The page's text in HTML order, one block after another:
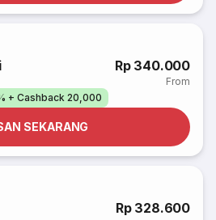
Rp 340.000
From
+ Cashback 20,000
SEKARANG
Rp 328.600